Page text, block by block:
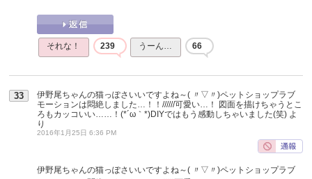
それな！ 239 うーん… 66
33
伊野尾ちゃんの猫っぽさいいですよね～( 〃▽〃)ペットショップラブ
モーションは悶絶しました…！！//////可愛い…！ 図面を描けちゃうとこ
ろもカッコいい……！(*´ω｀*)DIYではもう感動しちゃいました(笑) よ
り
2016年1月25日 6:36 PM
伊野尾ちゃんの猫っぽさいいですよね～( 〃▽〃)ペットショップラブ